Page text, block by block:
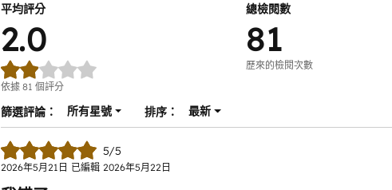
平均評分
2.0
依據 81 個評分
總檢閱數
81
歷來的檢閱次數
篩選評論：
所有星號 排序： 最新
5/5
2026年5月21日 已編輯 2026年5月22日